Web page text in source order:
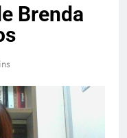
Brenda